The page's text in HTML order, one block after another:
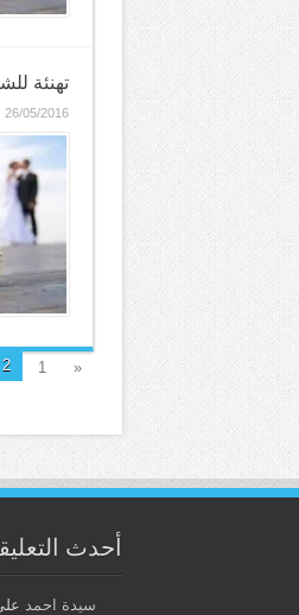
تهنئة
26/05/2016
«
1
2
أحدث
سيدة احمد